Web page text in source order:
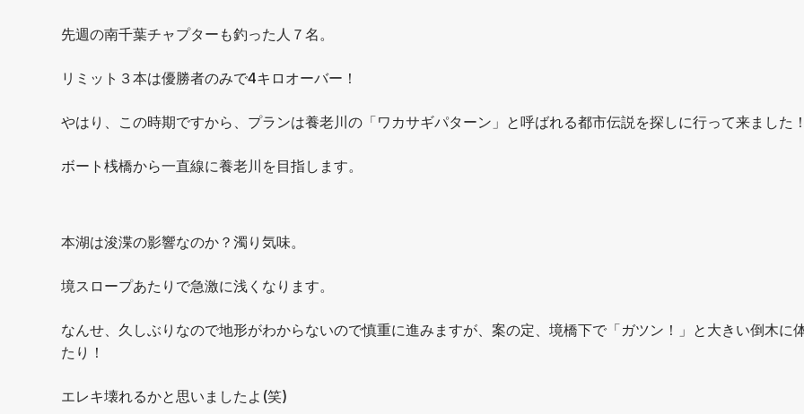
先週の南千葉チャプターも釣った人７名。
リミット３本は優勝者のみで4キロオーバー！
やはり、この時期ですから、プランは養老川の「ワカサギパターン」と呼ばれる都市伝説を探しに行って来ました
ボート桟橋から一直線に養老川を目指します。
本湖は浚渫の影響なのか？濁り気味。
境スロープあたりで急激に浅くなります。
なんせ、久しぶりなので地形がわからないので慎重に進みますが、案の定、境橋下で「ガツン！」と大きい倒木に
たり！
エレキ壊れるかと思いましたよ(笑)